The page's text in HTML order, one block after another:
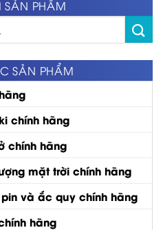
SẢN PHẨM
SẢN PHẨM
chính hãng
chính hãng
mặt trời chính hãng
và ắc quy chính hãng
hãng